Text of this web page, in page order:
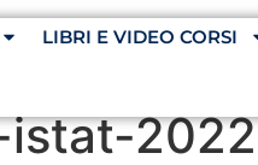
LIBRI E VIDEO CORSI
2022